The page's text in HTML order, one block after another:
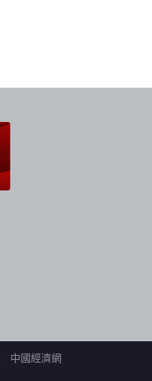
中國經濟網